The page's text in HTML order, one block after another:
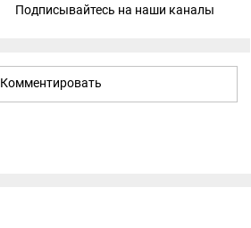
Подписывайтесь на наши каналы
Комментировать